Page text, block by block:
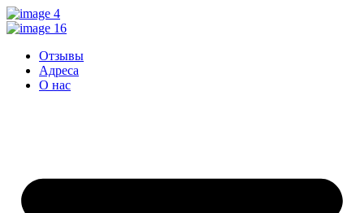
Перейти
к
Отзывы
Адреса
О нас